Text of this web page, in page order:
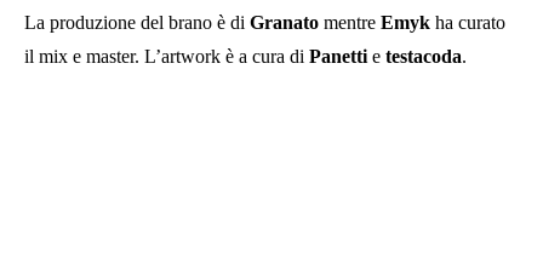
La produzione del brano è di Granato mentre Emyk ha curato
il mix e master. L’artwork è a cura di Panetti e testacoda.